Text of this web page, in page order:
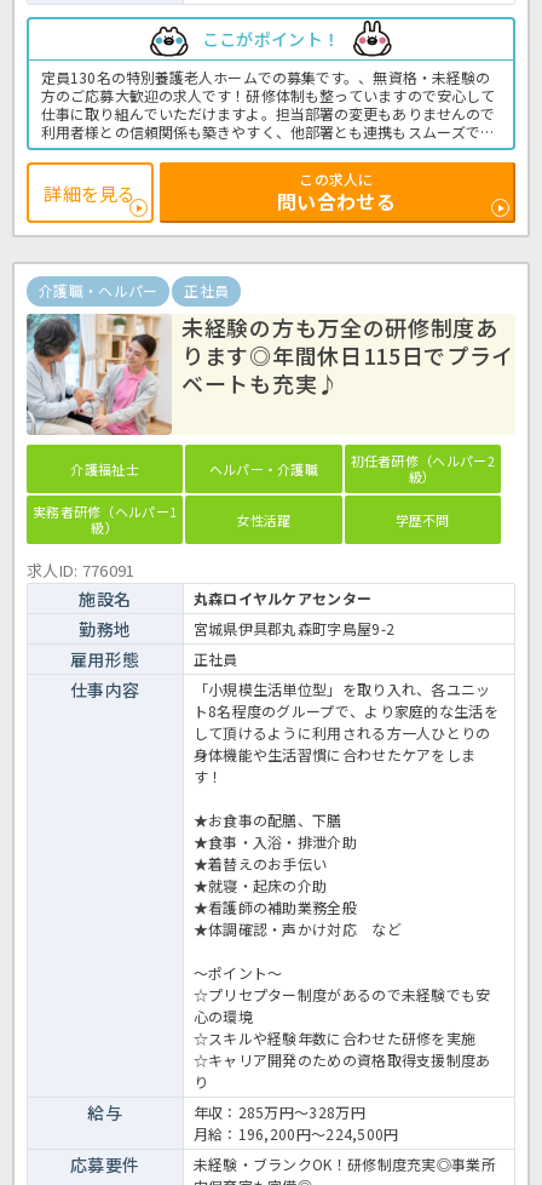
ここがポイント！
定員130名の特別養護老人ホームでの募集です。、無資格・未経験の
方のご応募大歓迎の求人です！研修体制も整っていますので安心して
仕事に取り組んでいただけますよ。担当部署の変更もありませんので
利用者様との信頼関係も築きやすく、他部署とも連携もスムーズで
す。プライベートやご家庭との両立ももちろんOK◎ワークライフバラ
ンスを大切にしながら働けますね♪気になる方はほっ介護までお問い
合わせください。特別養護老人ホームでの介護業務全般です。＜介護
職 正職員 特別養護老人ホームの求人＞
詳細を見る
この求人に
問い合わせる
介護職・ヘルパー 正社員
未経験の方も万全の研修制度あ
ります◎年間休日115日でプライ
ベートも充実♪
介護福祉士 ヘルパー・介護職
初任者研修（ヘルパー2
級）
実務者研修（ヘルパー1
級）
女性活躍 学歴不問
求人ID: 776091
施設名 丸森ロイヤルケアセンター
勤務地 宮城県伊具郡丸森町字鳥屋9-2
雇用形態 正社員
仕事内容
「小規模生活単位型」を取り入れ、各ユニッ
ト8名程度のグループで、より家庭的な生活を
して頂けるように利用される方一人ひとりの
身体機能や生活習慣に合わせたケアをしま
す！
★お食事の配膳、下膳
★食事・入浴・排泄介助
★着替えのお手伝い
★就寝・起床の介助
★看護師の補助業務全般
★体調確認・声かけ対応 など
～ポイント～
☆プリセプター制度があるので未経験でも安
心の環境
☆スキルや経験年数に合わせた研修を実施
☆キャリア開発のための資格取得支援制度あ
り
給与
年収：285万円～328万円
月給：196,200円～224,500円
応募要件
未経験・ブランクOK！研修制度充実◎事業所